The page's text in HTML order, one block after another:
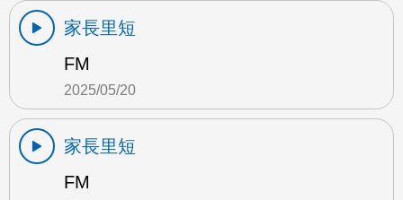
家長里短
FM
2025/05/20
家長里短
FM